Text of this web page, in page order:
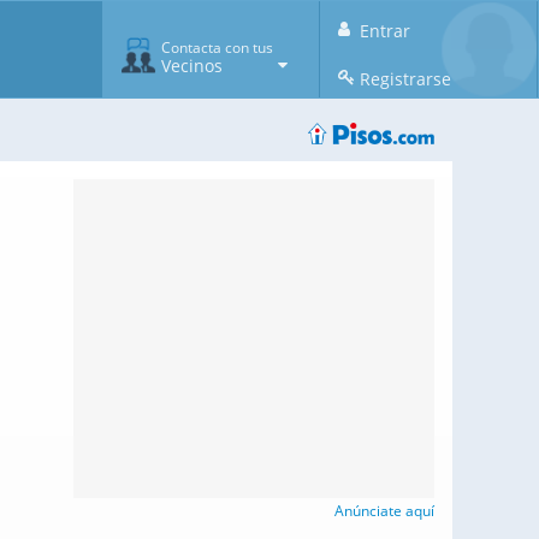
Entrar
Registrarse
Contacta con tus
Vecinos
Anúnciate aquí